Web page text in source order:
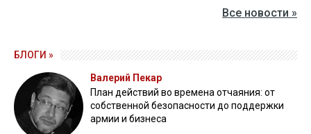
Все новости »
БЛОГИ »
Валерий Пекар
План действий во времена отчаяния: от
собственной безопасности до поддержки
армии и бизнеса